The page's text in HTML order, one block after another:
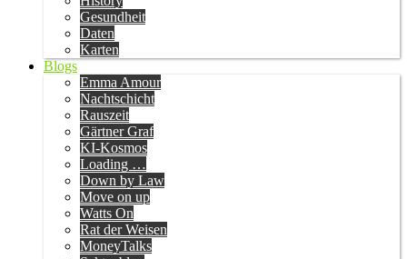
Gesundheit
Daten
Karten
Blogs
Emma Amour
Nachtschicht
Rauszeit
Gärtner Graf
KI-Kosmos
Loading …
Down by Law
Move on up
Watts On
Rat der Weisen
MoneyTalks